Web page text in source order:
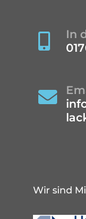

In

Wir sind